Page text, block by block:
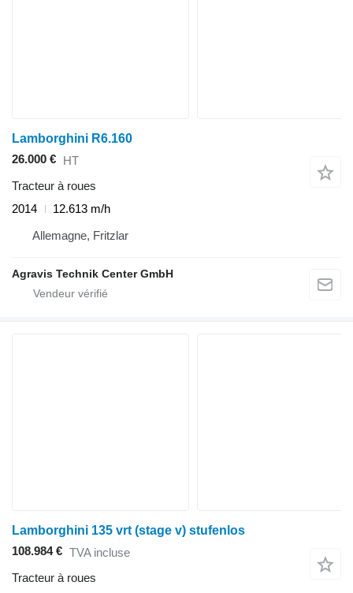
Lamborghini R6.160
26.000 € HT
Tracteur à roues
2014
12.613 m/h
Allemagne, Fritzlar
Agravis Technik Center GmbH
Lamborghini 135 vrt (stage v) stufenlos
108.984 € TVA incluse
Tracteur à roues